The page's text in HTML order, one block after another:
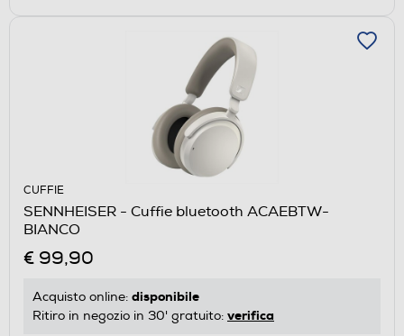
CUFFIE
SENNHEISER - Cuffie bluetooth ACAEBTW-
BIANCO
€ 99,90
Acquisto online: disponibile
Ritiro in negozio in 30' gratuito: verifica